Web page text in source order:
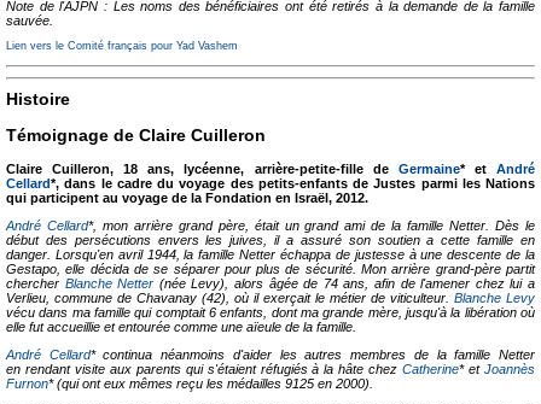
Note de l'AJPN : Les noms des bénéficiaires ont été retirés à la demande de la famille
sauvée.
Lien vers le Comité français pour Yad Vashem
Histoire
Témoignage de Claire Cuilleron
Claire Cuilleron, 18 ans, lycéenne, arrière-petite-fille de Germaine* etAndré
Cellard*, dans le cadre du voyage des petits-enfants de Justes parmi les Nations
qui participent au voyage de la Fondation en Israël, 2012.
André Cellard*, mon arrière grand père, était un grand ami de la famille Netter. Dès le
début des persécutions envers les juives, il a assuré son soutien a cette famille en
danger. Lorsqu'en avril 1944, la famille Netter échappa de justesse à une descente de la
Gestapo, elle décida de se séparer pour plus de sécurité. Mon arrière grand-père partit
chercher Blanche Netter (née Levy), alors âgée de 74 ans, afin de l'amener chez lui a
Verlieu, commune de Chavanay (42), où il exerçait le métier de viticulteur. Blanche Levy
vécu dans ma famille qui comptait 6 enfants, dont ma grande mère, jusqu'à la libération où
elle fut accueillie et entourée comme une aïeule de la famille.
André Cellard* continua néanmoins d'aider les autres membres de la famille Netter
en rendant visite aux parents qui s'étaient réfugiés à la hâte chezCatherine* etJoannès
Furnon* (qui ont eux mêmes reçu les médailles 9125 en 2000).